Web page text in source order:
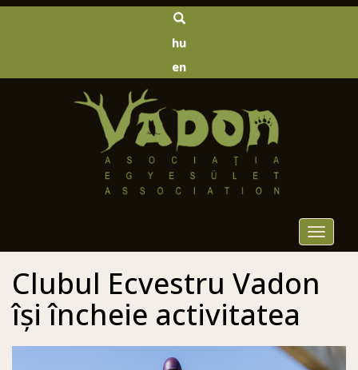
hu
en
Toggle
Clubul Ecvestru Vadon
își încheie activitatea